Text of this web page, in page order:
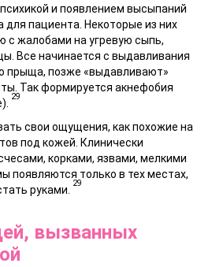
и появлением высыпаний
пациента. Некоторые из них
жалобами на угревую сыпь,
Все начинается с выдавливания
прыща, позже «выдавливают»
Так формируется акнефобия
29
свои ощущения, как похожие на
под кожей. Клинически
корками, язвами, мелкими
появляются только в тех местах,
руками.
29
вызванных